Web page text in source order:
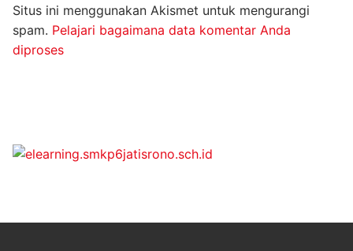
Situs ini menggunakan Akismet untuk mengurangi
spam. Pelajari bagaimana data komentar Anda
diproses